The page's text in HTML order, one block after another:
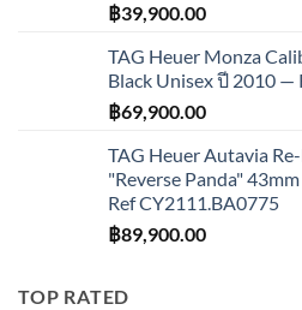
฿39,900.00
TAG Heuer Monza
Black Unisex ปี 2010 —
฿69,900.00
TAG Heuer Autavia
"Reverse Panda"
Ref CY2111.BA0775
฿89,900.00
TOP RATED